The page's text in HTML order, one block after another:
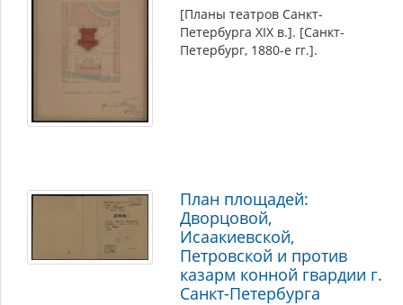
[Планы театров Санкт-
Петербурга XIX в.]. [Санкт-
Петербург, 1880-е гг.].
План площадей:
Дворцовой,
Исаакиевской,
Петровской и против
казарм конной гвардии г.
Санкт-Петербурга